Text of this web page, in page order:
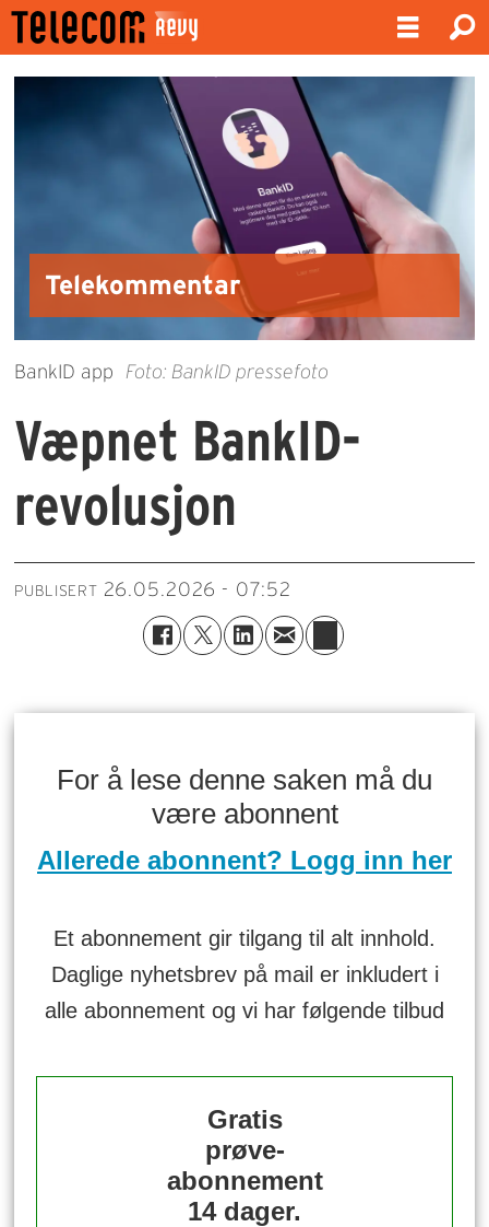
Telekommentar
BankID app Foto: BankID pressefoto
Væpnet BankID-
revolusjon
PUBLISERT 26.05.2026 - 07:52
For å lese denne saken må du
være abonnent
Allerede abonnent? Logg inn her
Et abonnement gir tilgang til alt innhold.
Daglige nyhetsbrev på mail er inkludert i
alle abonnement og vi har følgende tilbud
Gratis
prøve-
abonnement
14 dager.